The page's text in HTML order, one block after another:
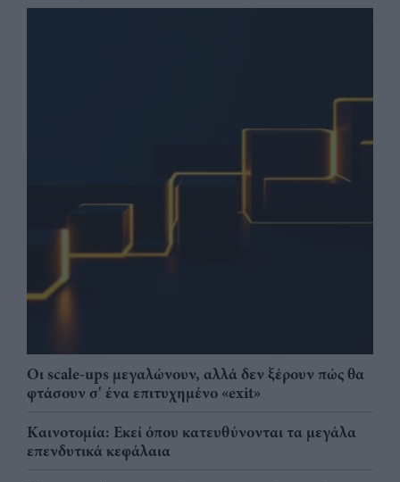
Οι scale-ups μεγαλώνουν, αλλά δεν ξέρουν πώς θα
φτάσουν σ' ένα επιτυχημένο «exit»
Καινοτομία: Εκεί όπου κατευθύνονται τα μεγάλα
επενδυτικά κεφάλαια